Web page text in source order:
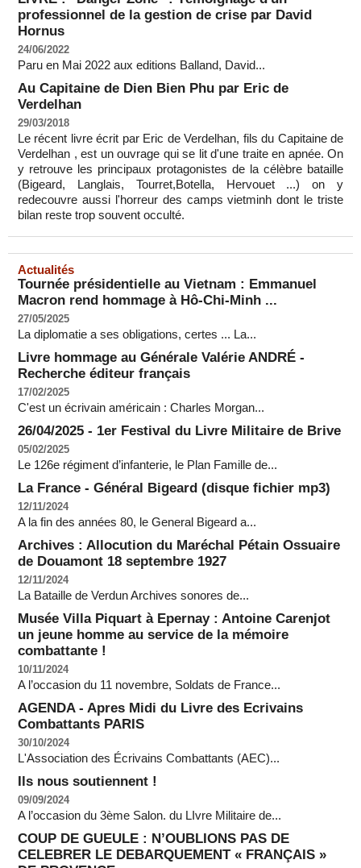
professionnel de la gestion de crise par David
Hornus
24/06/2022
Paru en Mai 2022 aux editions Balland, David...
Au Capitaine de Dien Bien Phu par Eric de
Verdelhan
29/03/2018
Le récent livre écrit par Eric de Verdelhan, fils du Capitaine de
Verdelhan , est un ouvrage qui se lit d'une traite en apnée. On
y retrouve les principaux protagonistes de la célèbre bataille
(Bigeard, Langlais, Tourret,Botella, Hervouet ...) on y
redecouvre aussi l'horreur des camps vietminh dont le triste
bilan reste trop souvent occulté.
Actualités
Tournée présidentielle au Vietnam : Emmanuel
Macron rend hommage à Hô-Chi-Minh ...
27/05/2025
La diplomatie a ses obligations, certes ... La...
Livre hommage au Générale Valérie ANDRÉ -
Recherche éditeur français
17/02/2025
C'est un écrivain américain : Charles Morgan...
26/04/2025 - 1er Festival du Livre Militaire de Brive
05/02/2025
Le 126e régiment d’infanterie, le Plan Famille de...
La France - Général Bigeard (disque fichier mp3)
12/11/2024
A la fin des années 80, le General Bigeard a...
Archives : Allocution du Maréchal Pétain Ossuaire
de Douamont 18 septembre 1927
12/11/2024
La Bataille de Verdun Archives sonores de...
Musée Villa Piquart à Epernay : Antoine Carenjot
un jeune homme au service de la mémoire
combattante !
10/11/2024
A l’occasion du 11 novembre, Soldats de France...
AGENDA - Apres Midi du Livre des Ecrivains
Combattants PARIS
30/10/2024
L'Association des Écrivains Combattants (AEC)...
Ils nous soutiennent !
09/09/2024
A l’occasion du 3ème Salon. du LIvre Militaire de...
COUP DE GUEULE : N’OUBLIONS PAS DE
CELEBRER LE DEBARQUEMENT « FRANÇAIS »